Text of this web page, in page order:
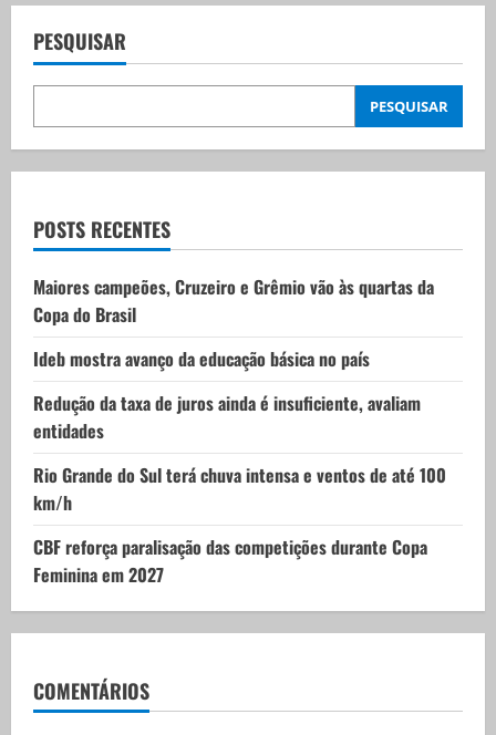
v
i
g
t
i
o
n
PESQUISAR
PESQUISAR
POSTS RECENTES
Maiores campeões, Cruzeiro e Grêmio vão às quartas da
Copa do Brasil
Ideb mostra avanço da educação básica no país
Redução da taxa de juros ainda é insuficiente, avaliam
entidades
Rio Grande do Sul terá chuva intensa e ventos de até 100
km/h
CBF reforça paralisação das competições durante Copa
Feminina em 2027
COMENTÁRIOS